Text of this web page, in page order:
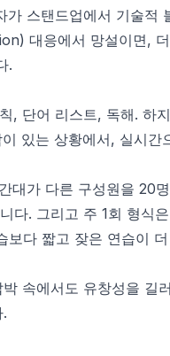
스탠드업에서 기술적
대응에서 망설이면,
.
단어 리스트, 독해. 하
있는 상황에서, 실시
대가 다른 구성원을 20
다. 그리고 주 1회 형식
다 짧고 잦은 연습이
속에서도 유창성을